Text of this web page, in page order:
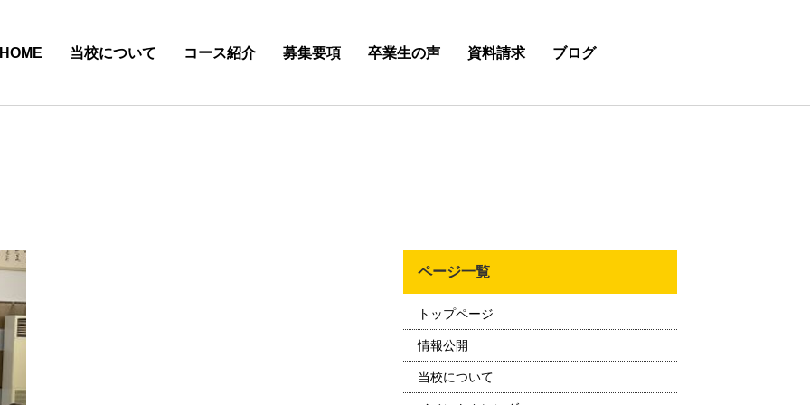
HOME 当校について コース紹介 募集要項 卒業生の声 資料請求 ブログ
ページ一覧
トップページ
情報公開
当校について